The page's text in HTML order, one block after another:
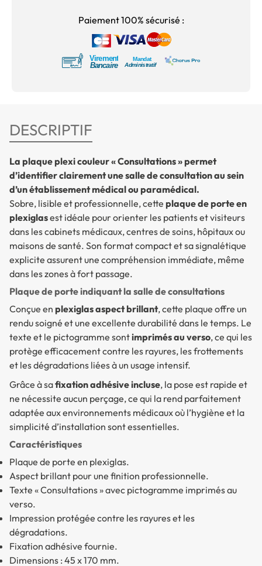
Paiement 100% sécurisé :
DESCRIPTIF
La plaque plexi couleur « Consultations » permet
d’identifier clairement une salle de consultation au sein
d’un établissement médical ou paramédical.
Sobre, lisible et professionnelle, cette plaque de porte en
plexiglasest idéale pour orienter les patients et visiteurs
dans les cabinets médicaux, centres de soins, hôpitaux ou
maisons de santé. Son format compact et sa signalétique
explicite assurent une compréhension immédiate, même
dans les zones à fort passage.
Plaque de porte indiquant la salle de consultations
Conçue en plexiglas aspect brillant, cette plaque offre un
rendu soigné et une excellente durabilité dans le temps. Le
texte et le pictogramme sontimprimés au verso, ce qui les
protège efficacement contre les rayures, les frottements
et les dégradations liées à un usage intensif.
Grâce à safixation adhésive incluse, la pose est rapide et
ne nécessite aucun perçage, ce qui la rend parfaitement
adaptée aux environnements médicaux où l’hygiène et la
simplicité d’installation sont essentielles.
Caractéristiques
Plaque de porte en plexiglas.
Aspect brillant pour une finition professionnelle.
Texte « Consultations » avec pictogramme imprimés au
verso.
Impression protégée contre les rayures et les
dégradations.
Fixation adhésive fournie.
Dimensions : 45 x 170 mm.